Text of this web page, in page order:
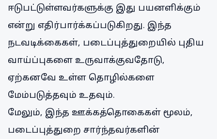
ஈடுபட்டுள்ளவர்களுக்கு இது பயனளிக்கும்
என்று எதிர்பார்க்கப்படுகிறது. இந்த
நடவடிக்கைகள், படைப்புத்துறையில் புதிய
வாய்ப்புகளை உருவாக்குவதோடு,
ஏற்கனவே உள்ள தொழில்களை
மேம்படுத்தவும் உதவும்.
மேலும், இந்த ஊக்கத்தொகைகள் மூலம்,
படைப்புத்துறை சார்ந்தவர்களின்